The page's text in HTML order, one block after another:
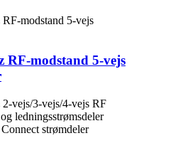
RF-modstand 5-vejs